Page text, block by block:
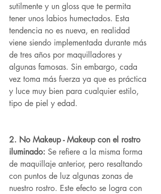
sutilmente y un gloss que te permita
tener unos labios humectados. Esta
tendencia no es nueva, en realidad
viene siendo implementada durante más
de tres años por maquilladores y
algunas famosas. Sin embargo, cada
vez toma más fuerza ya que es práctica
y luce muy bien para cualquier estilo,
tipo de piel y edad.
2. No Makeup - Makeup con el rostro
iluminado: Se refiere a la misma forma
de maquillaje anterior, pero resaltando
con puntos de luz algunas zonas de
nuestro rostro. Este efecto se logra con